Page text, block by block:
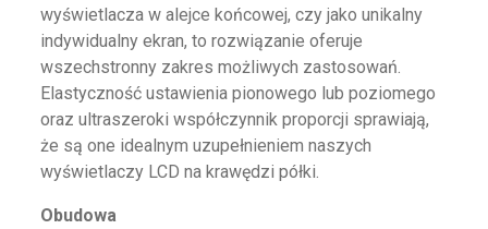
wyświetlacza w alejce końcowej, czy jako unikalny
indywidualny ekran, to rozwiązanie oferuje
wszechstronny zakres możliwych zastosowań.
Elastyczność ustawienia pionowego lub poziomego
oraz ultraszeroki współczynnik proporcji sprawiają,
że są one idealnym uzupełnieniem naszych
wyświetlaczy LCD na krawędzi półki.
Obudowa